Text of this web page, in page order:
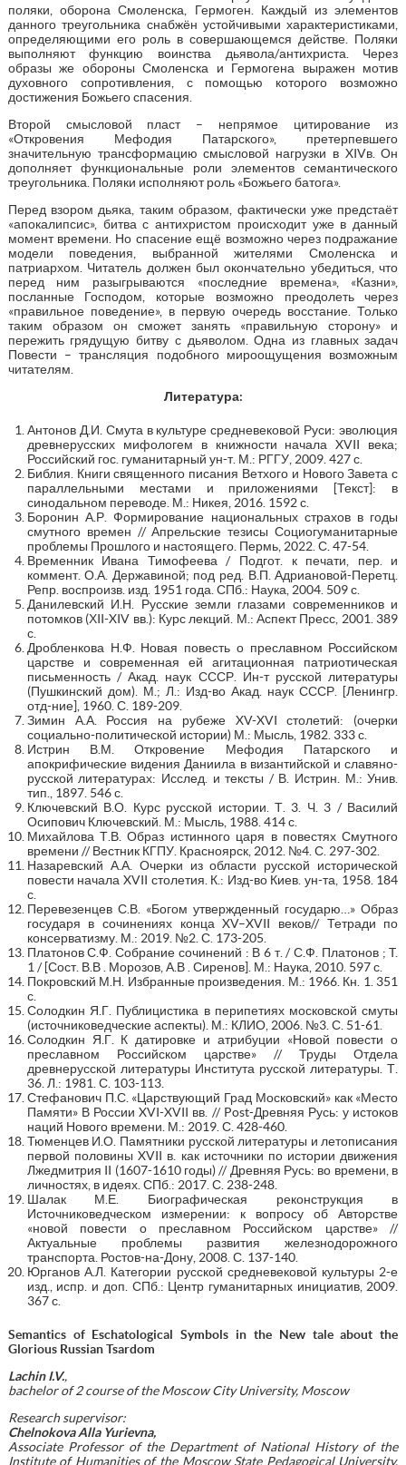
поляки, оборона Смоленска, Гермоген. Каждый из элементов
данного треугольника снабжён устойчивыми характеристиками,
определяющими его роль в совершающемся действе. Поляки
выполняют функцию воинства дьявола/антихриста. Через
образы же обороны Смоленска и Гермогена выражен мотив
духовного сопротивления, с помощью которого возможно
достижения Божьего спасения.
Второй смысловой пласт – непрямое цитирование из
«Откровения Мефодия Патарского», претерпевшего
значительную трансформацию смысловой нагрузки в XIVв. Он
дополняет функциональные роли элементов семантического
треугольника. Поляки исполняют роль «Божьего батога».
Перед взором дьяка, таким образом, фактически уже предстаёт
«апокалипсис», битва с антихристом происходит уже в данный
момент времени. Но спасение ещё возможно через подражание
модели поведения, выбранной жителями Смоленска и
патриархом. Читатель должен был окончательно убедиться, что
перед ним разыгрываются «последние времена», «Казни»,
посланные Господом, которые возможно преодолеть через
«правильное поведение», в первую очередь восстание. Только
таким образом он сможет занять «правильную сторону» и
пережить грядущую битву с дьяволом. Одна из главных задач
Повести – трансляция подобного мироощущения возможным
читателям.
Литература:
Антонов Д.И. Смута в культуре средневековой Руси: эволюция
древнерусских мифологем в книжности начала XVII века;
Российский гос. гуманитарный ун-т. М.: РГГУ, 2009. 427 с.
Библия. Книги священного писания Ветхого и Нового Завета с
параллельными местами и приложениями [Текст]: в
синодальном переводе. М.: Никея, 2016. 1592 с.
Боронин А.Р. Формирование национальных страхов в годы
смутного времен // Апрельские тезисы Социогуманитарные
проблемы Прошлого и настоящего. Пермь, 2022. С. 47-54.
Временник Ивана Тимофеева / Подгот. к печати, пер. и
коммент. О.А. Державиной; под ред. В.П. Адриановой-Перетц.
Репр. воспроизв. изд. 1951 года. СПб.: Наука, 2004. 509 с.
Данилевский И.Н. Русские земли глазами современников и
потомков (ХII-XIV вв.): Курс лекций. М.: Аспект Пресс, 2001. 389
с.
Дробленкова Н.Ф. Новая повесть о преславном Российском
царстве и современная ей агитационная патриотическая
письменность / Акад. наук СССР. Ин-т русской литературы
(Пушкинский дом). М.; Л.: Изд-во Акад. наук СССР. [Ленингр.
отд-ние], 1960. С. 189-209.
Зимин А.А. Россия на рубеже XV-XVI столетий: (очерки
социально-политической истории) М.: Мысль, 1982. 333 с.
Истрин В.М. Откровение Мефодия Патарского и
апокрифические видения Даниила в византийской и славяно-
русской литературах: Исслед. и тексты / В. Истрин. М.: Унив.
тип., 1897. 546 с.
Ключевский В.О. Курс русской истории. Т. 3. Ч. 3 / Василий
Осипович Ключевский. М.: Мысль, 1988. 414 с.
Михайлова Т.В. Образ истинного царя в повестях Смутного
времени // Вестник КГПУ. Красноярск, 2012. №4. С. 297-302.
Назаревский А.А. Очерки из области русской исторической
повести начала XVII столетия. К.: Изд-во Киев. ун-та, 1958. 184
с.
Перевезенцев С.В. «Богом утвержденный государю…» Образ
государя в сочинениях конца XV–XVII веков// Тетради по
консерватизму. М.: 2019. №2. С. 173-205.
Платонов С.Ф. Собрание сочинений : В 6 т. / С.Ф. Платонов ; T.
1 / [Сост. В.В . Морозов, А.В . Сиренов]. М.: Наука, 2010. 597 с.
Покровский М.Н. Избранные произведения. М.: 1966. Кн. 1. 351
с.
Солодкин Я.Г. Публицистика в перипетиях московской смуты
(источниковедческие аспекты). М.: КЛИО, 2006. №3. С. 51-61.
Солодкин Я.Г. К датировке и атрибуции «Новой повести о
преславном Российском царстве» // Труды Отдела
древнерусской литературы Института русской литературы. Т.
36. Л.: 1981. С. 103-113.
Стефанович П.С. «Царствующий Град Московский» как «Место
Памяти» В России XVI-XVII вв. // Post-Древняя Русь: у истоков
наций Нового времени. М.: 2019. С. 428-460.
Тюменцев И.О. Памятники русской литературы и летописания
первой половины XVII в. как источники по истории движения
Лжедмитрия II (1607-1610 годы) // Древняя Русь: во времени, в
личностях, в идеях. СПб.: 2017. С. 238-248.
Шалак М.Е. Биографическая реконструкция в
Источниковедческом измерении: к вопросу об Авторстве
«новой повести о преславном Российском царстве» //
Актуальные проблемы развития железнодорожного
транспорта. Ростов-на-Дону, 2008. С. 137-140.
Юрганов А.Л. Категории русской средневековой культуры 2-е
изд., испр. и доп. СПб.: Центр гуманитарных инициатив, 2009.
367 с.
Semantics of Eschatological Symbols in the New tale about the
Glorious Russian Tsardom
Lachin I.V.,
bachelor of 2 course of the Moscow City University, Moscow
Research supervisor:
Chelnokova Alla Yurievna,
Associate Professor of the Department of National History of the
Institute of Humanities of the Moscow State Pedagogical University,